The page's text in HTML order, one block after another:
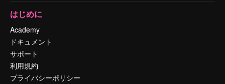
はじめに
Academy
ドキュメント
サポート
利用規約
プライバシーポリシー